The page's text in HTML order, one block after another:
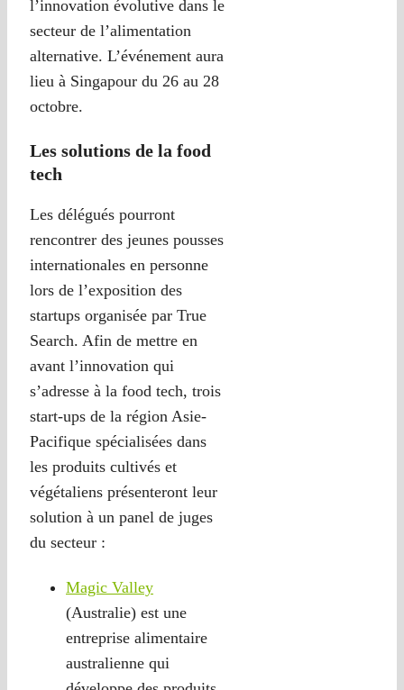
l’innovation évolutive dans le
secteur de l’alimentation
alternative. L’événement aura
lieu à Singapour du 26 au 28
octobre.
Les solutions de la food
tech
Les délégués pourront
rencontrer des jeunes pousses
internationales en personne
lors de l’exposition des
startups organisée par True
Search. Afin de mettre en
avant l’innovation qui
s’adresse à la food tech, trois
start-ups de la région Asie-
Pacifique spécialisées dans
les produits cultivés et
végétaliens présenteront leur
solution à un panel de juges
du secteur :
Magic Valley
(Australie) est une
entreprise alimentaire
australienne qui